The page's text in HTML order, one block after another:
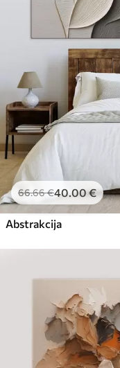
66.66€40.00€
Abstrakcija